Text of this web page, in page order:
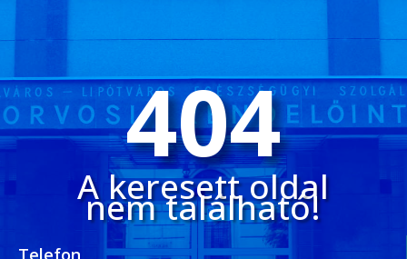
404
A keresett oldal
nem található!
Telefon